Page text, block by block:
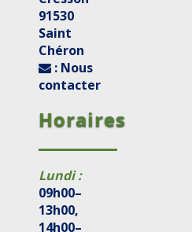
91530
Saint
Chéron
: Nous
contacter
Horaires
Lundi :
09h00–
13h00,
14h00–